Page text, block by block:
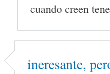
cuando creen
ineresante,